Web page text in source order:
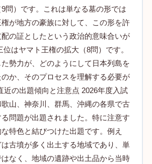
問）です。これは単なる墓の形では
が地方の豪族に対して、この形を許
の証としたという政治的意味合いが
はヤマト王権の拡大（8問）です。
勢力が、どのようにして日本列島を
か、そのプロセスを理解する必要が
近の出題傾向と注意点 2026年度入試
山、神奈川、群馬、沖縄の各県で古
問題が出題されました。特に注意す
特色と結びつけた出題です。例え
古墳が多く出土する地域であり、単
なく、地域の遺跡や出土品から当時